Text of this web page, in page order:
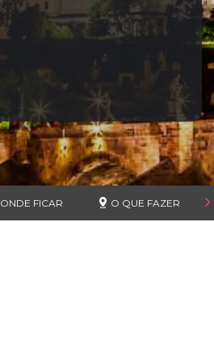
ONDE FICAR O QUE FAZER